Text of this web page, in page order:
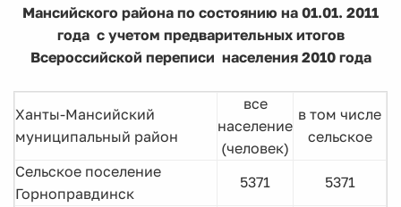
Мансийского района по состоянию на 01.01. 2011
года с учетом предварительных итогов
Всероссийской переписи населения 2010 года
Ханты-Мансийский
муниципальный район
все
население
(человек)
в том числе
сельское
Сельское поселение
Горноправдинск
5371
5371